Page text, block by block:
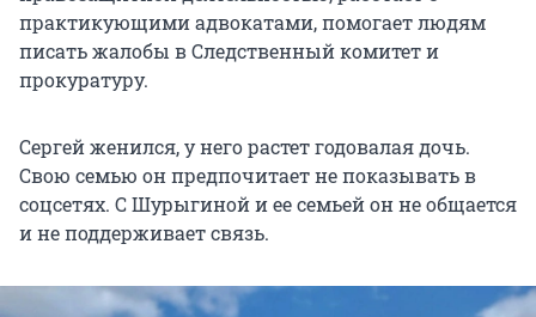
практикующими адвокатами, помогает людям
писать жалобы в Следственный комитет и
прокуратуру.
Сергей женился, у него растет годовалая дочь.
Свою семью он предпочитает не показывать в
соцсетях. С Шурыгиной и ее семьей он не общается
и не поддерживает связь.